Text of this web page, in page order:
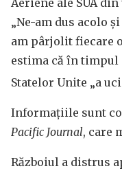
„Ne-am dus acolo
am pârjolit fiecare
estima că în timpul
Statelor Unite „a
Informațiile sunt
Pacific Journal, care
Războiul a distrus